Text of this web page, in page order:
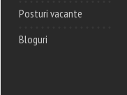
Posturi vacante
Bloguri